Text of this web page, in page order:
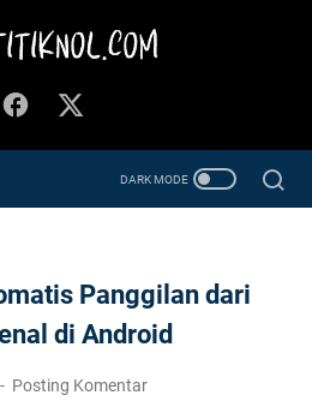
Panggilan dari
di Android
Posting Komentar